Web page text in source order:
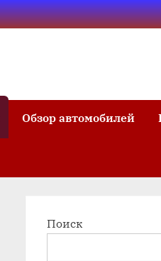
Обзор автомобилей
Поиск